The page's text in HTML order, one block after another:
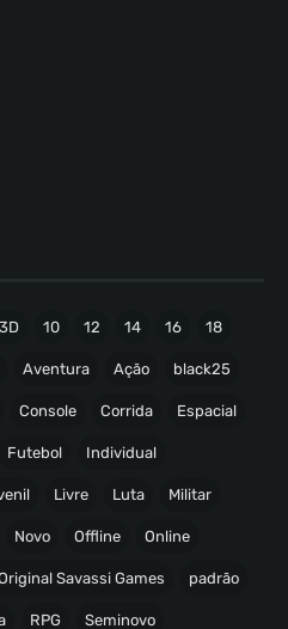
3D 10 12 14 16 18
Aventura Ação black25
Console Corrida Espacial
Futebol Individual
Livre Luta Militar
Novo Offline Online
Savassi Games padrão
RPG Seminovo